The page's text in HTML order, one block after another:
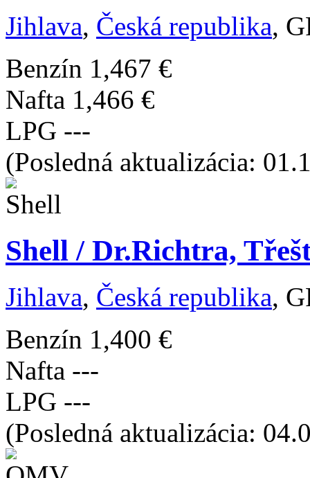
Jihlava, Česká republika,
Benzín 1,467 €
Nafta 1,466 €
LPG ---
(Posledná aktualizácia:
Shell / Dr.Richtra,
Jihlava, Česká republika,
Benzín 1,400 €
Nafta ---
LPG ---
(Posledná aktualizácia: